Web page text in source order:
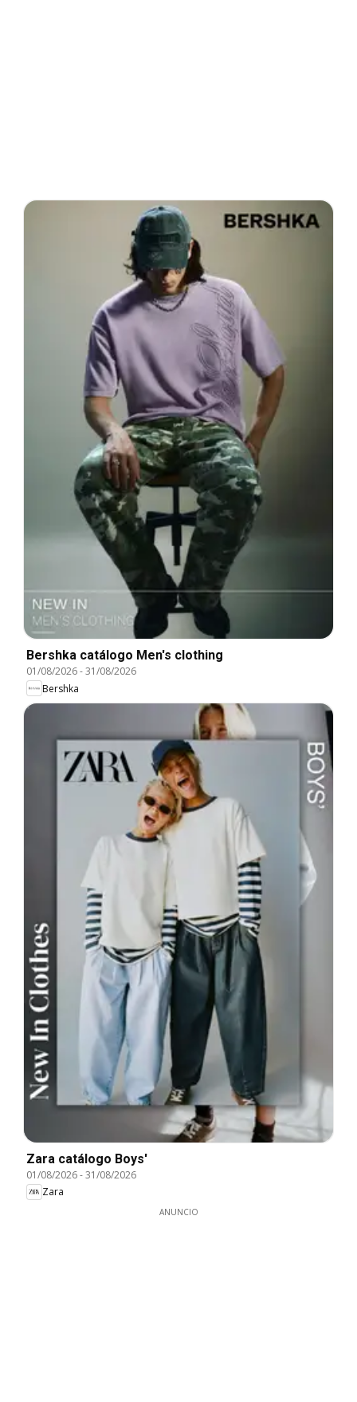
Bershka catálogo Men's clothing
01/08/2026-31/08/2026
Bershka
Zara catálogo Boys'
01/08/2026-31/08/2026
Zara
ANUNCIO